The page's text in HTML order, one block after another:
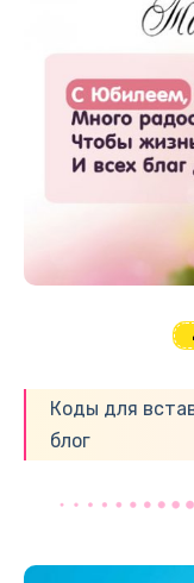
Коды для
блог